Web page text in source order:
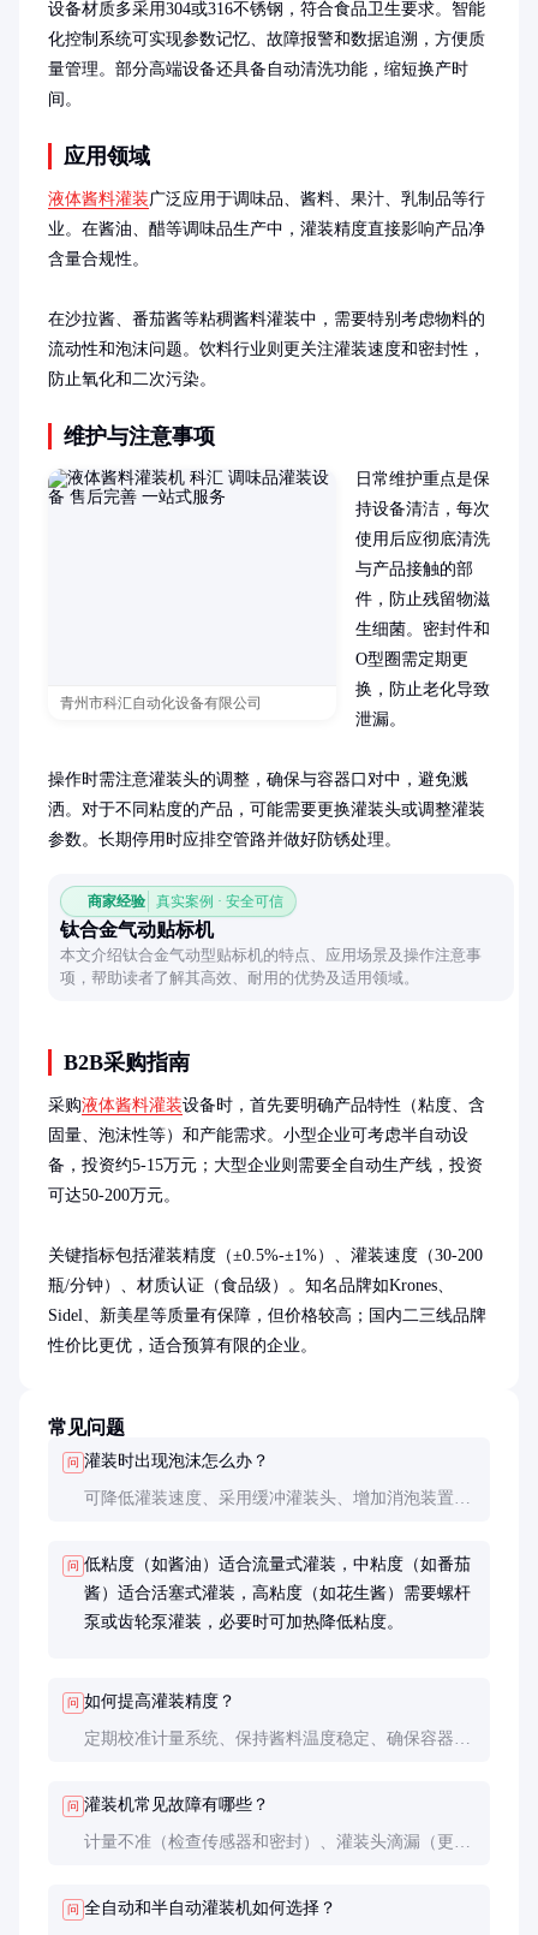
设备材质多采用304或316不锈钢，符合食品卫生要求。智能
化控制系统可实现参数记忆、故障报警和数据追溯，方便质
量管理。部分高端设备还具备自动清洗功能，缩短换产时
间。
应用领域
液体酱料灌装广泛应用于调味品、酱料、果汁、乳制品等行
业。在酱油、醋等调味品生产中，灌装精度直接影响产品净
含量合规性。
在沙拉酱、番茄酱等粘稠酱料灌装中，需要特别考虑物料的
流动性和泡沫问题。饮料行业则更关注灌装速度和密封性，
防止氧化和二次污染。
维护与注意事项
青州市科汇自动化设备有限公司
日常维护重点是保
持设备清洁，每次
使用后应彻底清洗
与产品接触的部
件，防止残留物滋
生细菌。密封件和
O型圈需定期更
换，防止老化导致
泄漏。
操作时需注意灌装头的调整，确保与容器口对中，避免溅
洒。对于不同粘度的产品，可能需要更换灌装头或调整灌装
参数。长期停用时应排空管路并做好防锈处理。
商家经验 真实案例 · 安全可信
钛合金气动贴标机
本文介绍钛合金气动型贴标机的特点、应用场景及操作注意事
项，帮助读者了解其高效、耐用的优势及适用领域。
B2B采购指南
采购液体酱料灌装设备时，首先要明确产品特性（粘度、含
固量、泡沫性等）和产能需求。小型企业可考虑半自动设
备，投资约5-15万元；大型企业则需要全自动生产线，投资
可达50-200万元。
关键指标包括灌装精度（±0.5%-±1%）、灌装速度（30-200
瓶/分钟）、材质认证（食品级）。知名品牌如Krones、
Sidel、新美星等质量有保障，但价格较高；国内二三线品牌
性价比更优，适合预算有限的企业。
常见问题
问 灌装时出现泡沫怎么办？
可降低灌装速度、采用缓冲灌装头、增加消泡装置或
问 低粘度（如酱油）适合流量式灌装，中粘度（如番茄
酱）适合活塞式灌装，高粘度（如花生酱）需要螺杆
泵或齿轮泵灌装，必要时可加热降低粘度。
问 如何提高灌装精度？
定期校准计量系统、保持酱料温度稳定、确保容器尺
问 灌装机常见故障有哪些？
计量不准（检查传感器和密封）、灌装头滴漏（更换
障。
问 全自动和半自动灌装机如何选择？